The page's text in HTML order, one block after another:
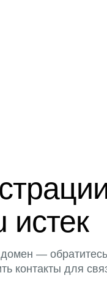
истек
—
контакты для